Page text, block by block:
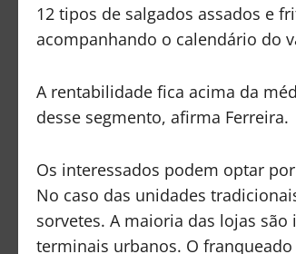
12 tipos de salgados assados e
acompanhando o calendário do
A rentabilidade fica acima da
desse segmento, afirma Ferreira.
Os interessados podem optar
No caso das unidades
sorvetes. A maioria das lojas
terminais urbanos. O